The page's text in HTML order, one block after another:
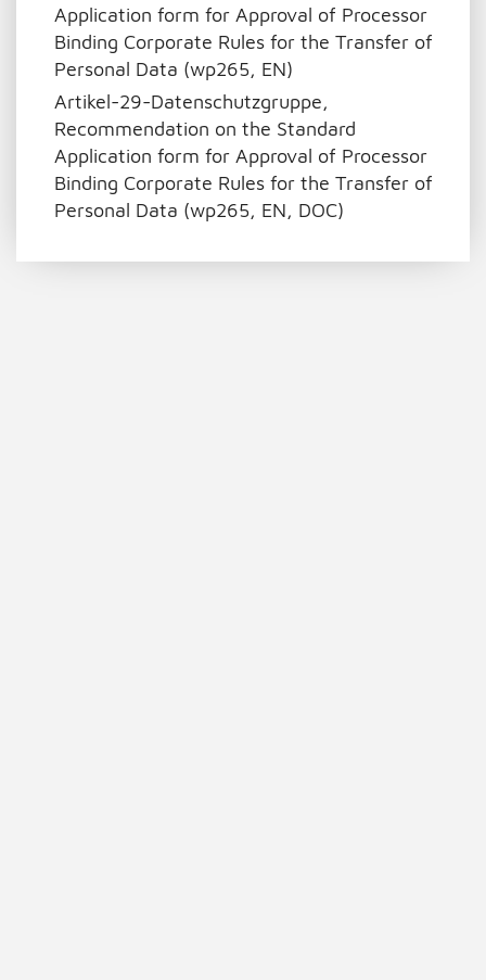
Application form for Approval of Processor
Binding Corporate Rules for the Transfer of
Personal Data (wp265, EN)
Artikel-29-Datenschutzgruppe,
Recommendation on the Standard
Application form for Approval of Processor
Binding Corporate Rules for the Transfer of
Personal Data (wp265, EN, DOC)